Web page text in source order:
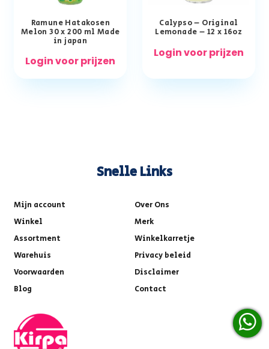
Ramune Hatakosen
Melon 30 x 200 ml Made
in japan
Login voor prijzen
Calypso – Original
Lemonade – 12 x 16oz
Login voor prijzen
Snelle Links
Mijn account
Over Ons
Winkel
Merk
Assortment
Winkelkarretje
Warehuis
Privacy beleid
Voorwaarden
Disclaimer
Blog
Contact